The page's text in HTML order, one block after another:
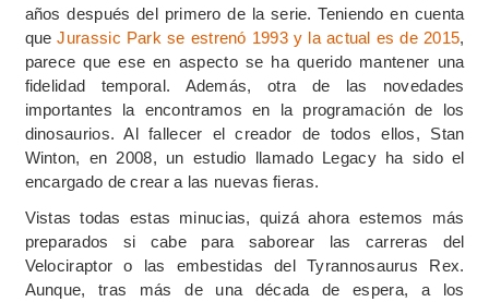
años después del primero de la serie. Teniendo en cuenta
queJurassic Park se estrenó 1993 y la actual es de 2015,
parece que ese en aspecto se ha querido mantener una
fidelidad temporal. Además, otra de las novedades
importantes la encontramos en la programación de los
dinosaurios. Al fallecer el creador de todos ellos, Stan
Winton, en 2008, un estudio llamado Legacy ha sido el
encargado de crear a las nuevas fieras.
Vistas todas estas minucias, quizá ahora estemos más
preparados si cabe para saborear las carreras del
Velociraptor o las embestidas del Tyrannosaurus Rex.
Aunque, tras más de una década de espera, a los